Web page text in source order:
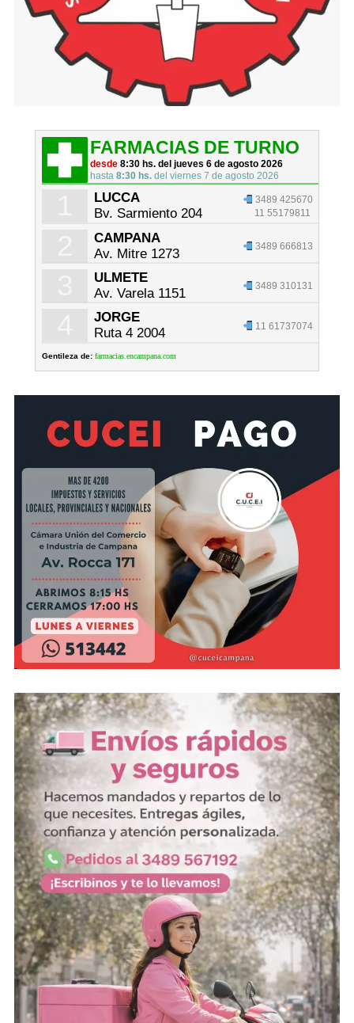
FARMACIAS DE TURNO
desde8:30 hs. del jueves 6 de agosto 2026
hasta8:30 hs. del viernes 7 de agosto 2026
LUCCA
Bv. Sarmiento 204
3489 425670
11 55179811
CAMPANA
Av. Mitre 1273
3489 666813
ULMETE
Av. Varela 1151
3489 310131
JORGE
Ruta 4 2004
11 61737074
Gentileza de: farmacias.encampana.com